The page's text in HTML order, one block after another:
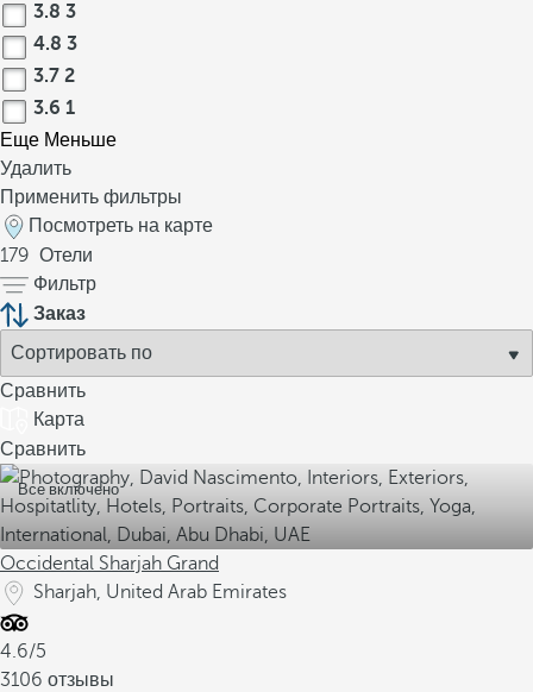
3.8 3
4.8 3
3.7 2
3.6 1
Еще Меньше
Удалить
Применить фильтры
Посмотреть на карте
179 Отели
Фильтр
Заказ
Сравнить
Карта
Сравнить
Все включено
Occidental Sharjah Grand
Sharjah, United Arab Emirates
4.6/5
3106 отзывы